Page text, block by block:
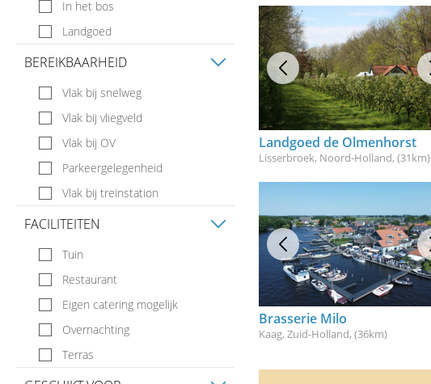
In het bos
Landgoed
BEREIKBAARHEID
Vlak bij snelweg
Vlak bij vliegveld
Vlak bij OV
Parkeergelegenheid
Vlak bij treinstation
FACILITEITEN
Tuin
Restaurant
Eigen catering mogelijk
Overnachting
Terras
Landgoed de Olmenhorst
Lisserbroek, Noord-Holland, (31km)
Brasserie Milo
Kaag, Zuid-Holland, (36km)